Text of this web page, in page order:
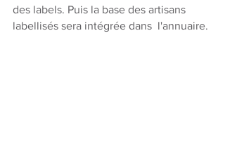
des labels. Puis la base des artisans
labellisés sera intégrée dans  l'annuaire.